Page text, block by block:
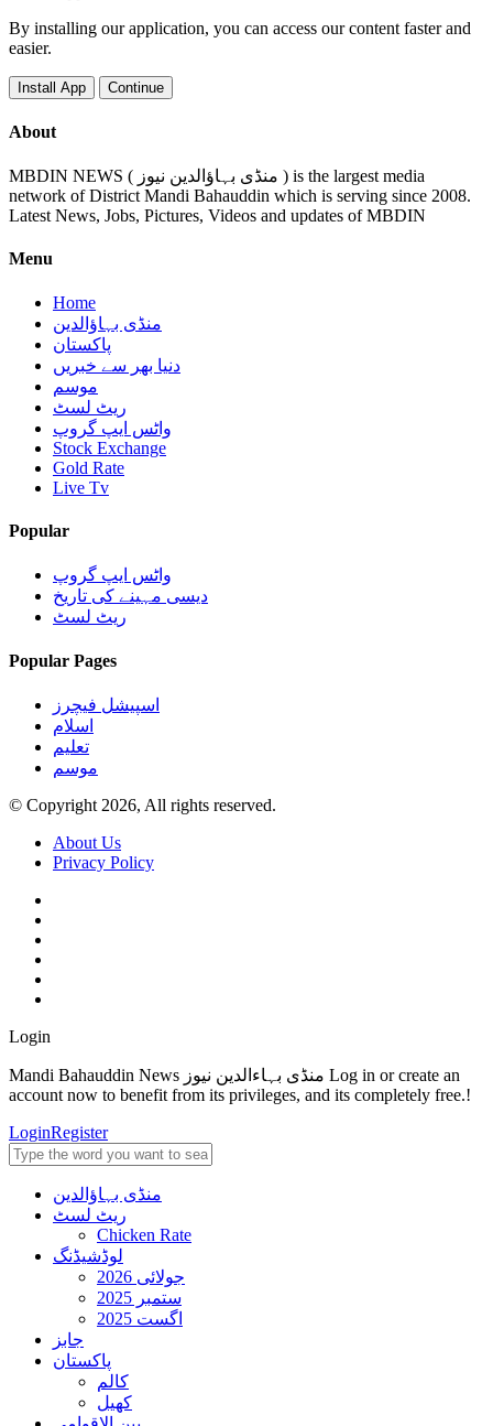
By installing our application, you can access our content faster and
easier.
Install App Continue
About
MBDIN NEWS ( منڈی بہاؤالدین نیوز ) is the largest media
network of District Mandi Bahauddin which is serving since 2008.
Latest News, Jobs, Pictures, Videos and updates of MBDIN
Menu
Home
منڈی بہاؤالدین
پاکستان
دنیا بھر سے خبریں
موسم
ریٹ لسٹ
واٹس ایپ گروپ
Stock Exchange
Gold Rate
Live Tv
Popular
واٹس ایپ گروپ
دیسی مہینے کی تاریخ
ریٹ لسٹ
Popular Pages
اسپیشل فیچرز
اسلام
تعلیم
موسم
© Copyright 2026, All rights reserved.
About Us
Privacy Policy
Login
Mandi Bahauddin News منڈی بہاءالدین نیوز Log in or create an
account now to benefit from its privileges, and its completely free.!
LoginRegister
منڈی بہاؤالدین
ریٹ لسٹ
Chicken Rate
لوڈشیڈنگ
جولائی 2026
ستمبر 2025
اگست 2025
جابز
پاکستان
کالم
کھیل